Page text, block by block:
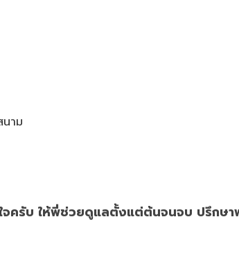
าม
จครับ ให้พี่ช่วยดูแลตั้งแต่ต้นจนจบ ปรึกษา